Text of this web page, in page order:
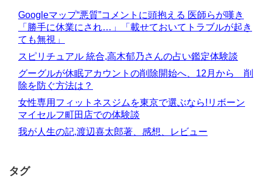
Googleマップ“悪質”コメントに頭抱える 医師らが嘆き
「勝手に休業にされ…」「載せておいてトラブルが起き
ても無視」
スピリチュアル 統合,高木郁乃さんの占い鑑定体験談
グーグルが休眠アカウントの削除開始へ、12月から 削
除を防ぐ方法は？
女性専用フィットネスジムを東京で選ぶなら!リボーン
マイセルフ町田店での体験談
我が人生の記,渡辺喜太郎著、感想、レビュー
タグ